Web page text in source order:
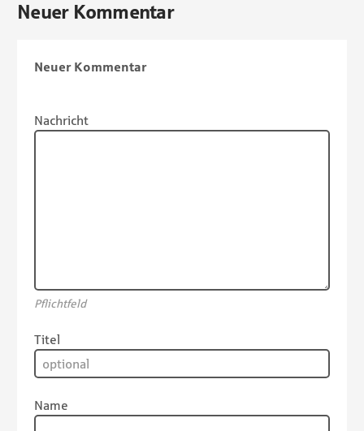
Neuer Kommentar
Neuer Kommentar
Nachricht
Pflichtfeld
Titel
Name